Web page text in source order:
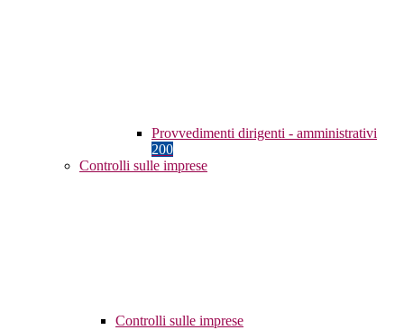
Provvedimenti dirigenti - amministrativi
200
Controlli sulle imprese
Controlli sulle imprese